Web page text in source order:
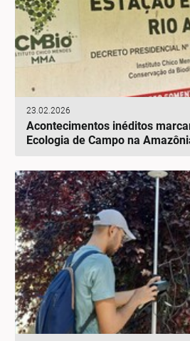
23.02.2026
Acontecimentos inéditos
Ecologia de Campo na